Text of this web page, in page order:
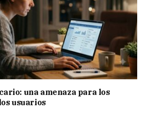
una amenaza para los
usuarios